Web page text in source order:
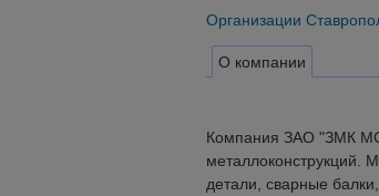
Организации
О компании
Компания ЗАО "ЗМК
металлоконструкций.
детали, сварные